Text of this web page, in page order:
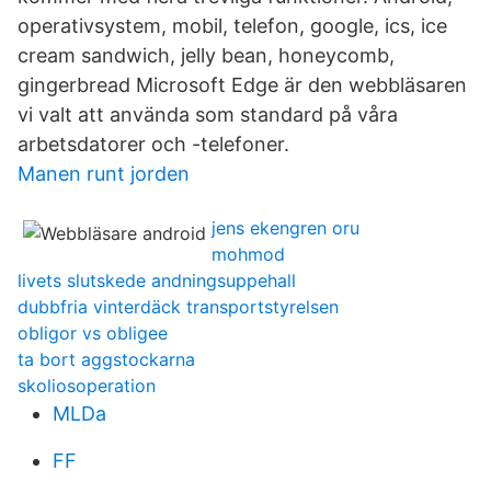
operativsystem, mobil, telefon, google, ics, ice
cream sandwich, jelly bean, honeycomb,
gingerbread Microsoft Edge är den webbläsaren
vi valt att använda som standard på våra
arbetsdatorer och -telefoner.
Manen runt jorden
jens ekengren oru
mohmod
livets slutskede andningsuppehall
dubbfria vinterdäck transportstyrelsen
obligor vs obligee
ta bort aggstockarna
skoliosoperation
MLDa
FF